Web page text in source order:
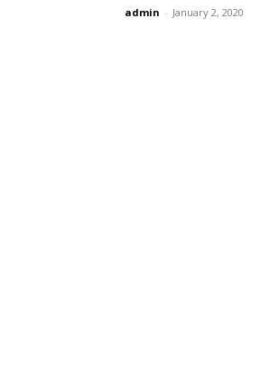
admin - January 2, 2020